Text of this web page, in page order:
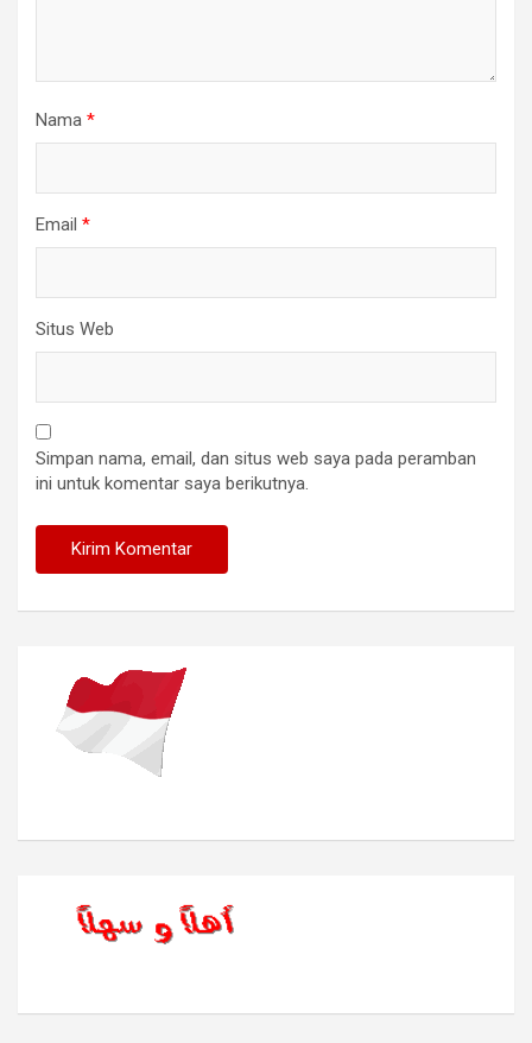
Nama *
Email *
Situs Web
Simpan nama, email, dan situs web saya pada peramban
ini untuk komentar saya berikutnya.